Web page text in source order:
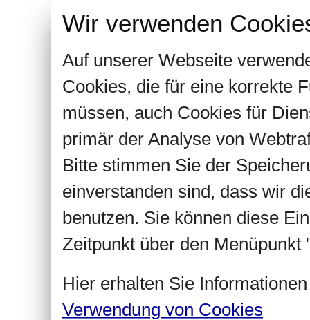
Wir verwenden
Auf unserer Webseite
Cookies, die für eine korrekte
müssen, auch Cookies für
primär der Analyse von
Bitte stimmen Sie der
einverstanden sind, dass wir
benutzen. Sie können diese
Zeitpunkt über den Menüpunkt
Hier erhalten Sie
Verwendung von Cookies